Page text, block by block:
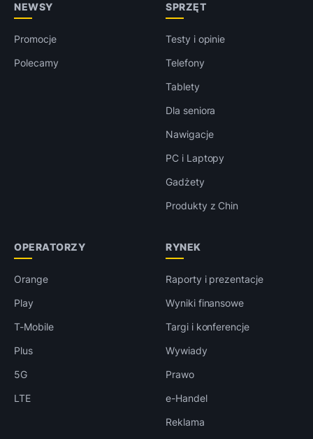
NEWSY
Promocje
Polecamy
SPRZĘT
Testy i opinie
Telefony
Tablety
Dla seniora
Nawigacje
PC i Laptopy
Gadżety
Produkty z Chin
OPERATORZY
Orange
Play
T-Mobile
Plus
5G
LTE
RYNEK
Raporty i prezentacje
Wyniki finansowe
Targi i konferencje
Wywiady
Prawo
e-Handel
Reklama